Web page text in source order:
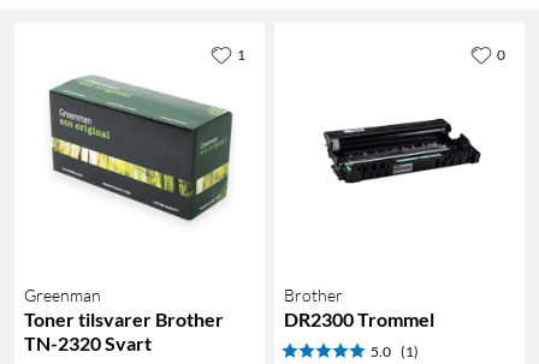
Greenman
Toner tilsvarer Brother
TN-2320 Svart
1
Brother
DR2300 Trommel
5.0 (1)
0